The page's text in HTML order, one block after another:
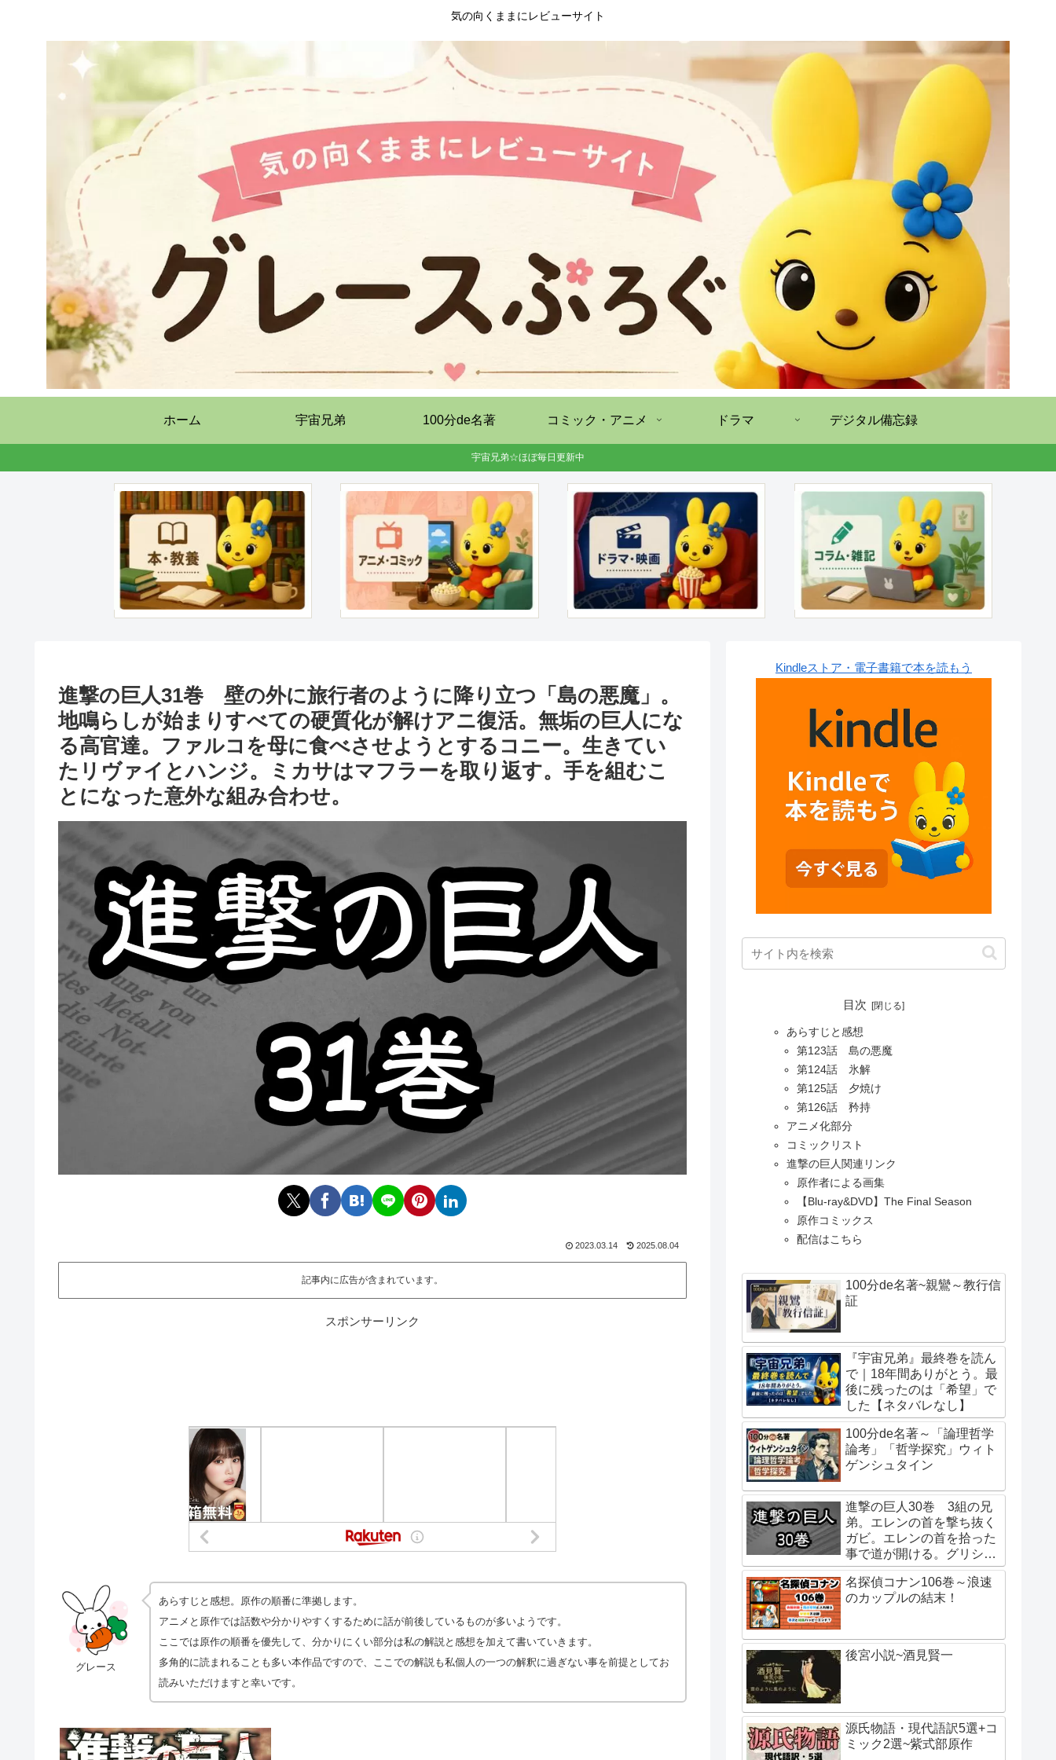
気の向くままにレビューサイト
ホーム 宇宙兄弟 100分de名著 コミック・アニメ ドラマ デジタル備忘録
宇宙兄弟☆ほぼ毎日更新中
進撃の巨人31巻 壁の外に旅行者のように降り立つ「島の悪魔」。
地鳴らしが始まりすべての硬質化が解けアニ復活。無垢の巨人にな
る高官達。ファルコを母に食べさせようとするコニー。生きてい
たリヴァイとハンジ。ミカサはマフラーを取り返す。手を組むこ
とになった意外な組み合わせ。
2023.03.14 2025.08.04
記事内に広告が含まれています。
スポンサーリンク
グレース
あらすじと感想。原作の順番に準拠します。
アニメと原作では話数や分かりやすくするために話が前後しているものが多いようです。
ここでは原作の順番を優先して、分かりにくい部分は私の解説と感想を加えて書いていきます。
多角的に読まれることも多い本作品ですので、ここでの解説も私個人の一つの解釈に過ぎない事を前提としてお
読みいただけますと幸いです。
Kindleストア・電子書籍で本を読もう
目次
あらすじと感想
第123話 島の悪魔
第124話 氷解
第125話 夕焼け
第126話 矜持
アニメ化部分
コミックリスト
進撃の巨人関連リンク
原作者による画集
【Blu-ray&DVD】The Final Season
原作コミックス
配信はこちら
100分de名著~親鸞～教行信
証
『宇宙兄弟』最終巻を読ん
で｜18年間ありがとう。最
後に残ったのは「希望」で
した【ネタバレなし】
100分de名著～「論理哲学
論考」「哲学探究」ウィト
ゲンシュタイン
進撃の巨人30巻 3組の兄
弟。エレンの首を撃ち抜く
ガビ。エレンの首を拾った
事で道が開ける。グリシャ
の行動はエレンの指示。始
祖ユミルの巨人化は虫との
接触？二千年前からユミル
名探偵コナン106巻～浪速
のカップルの結末！
後宮小説~酒見賢一
源氏物語・現代語訳5選+コ
ミック2選~紫式部原作